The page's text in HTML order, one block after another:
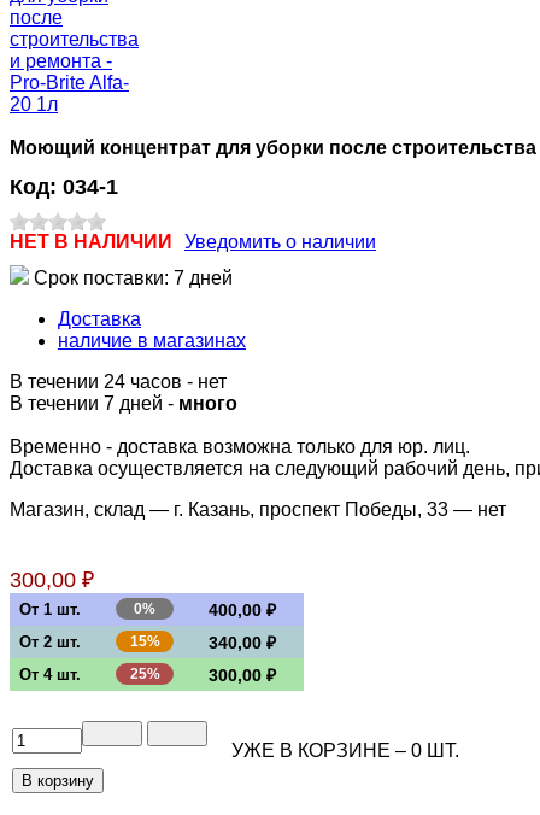
Моющий концентрат для уборки после
Код: 034-1
НЕТ В НАЛИЧИИ
Уведомить о наличии
Срок поставки: 7 дней
Доставка
наличие в магазинах
В течении 24 часов - нет
В течении 7 дней - много
Временно - доставка возможна только для юр. лиц.
Доставка осуществляется на следующий рабочий день,
Магазин, склад — г. Казань, проспект Победы, 33 — нет
300,00 ₽
От 1 шт. 0% 400,00 ₽
От 2 шт. 15% 340,00 ₽
От 4 шт. 25% 300,00 ₽
УЖЕ В КОРЗИНЕ – 0 ШТ.